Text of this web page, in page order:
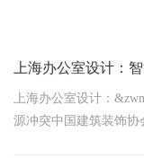
上海办公室设计：
源冲突中国建筑装饰协